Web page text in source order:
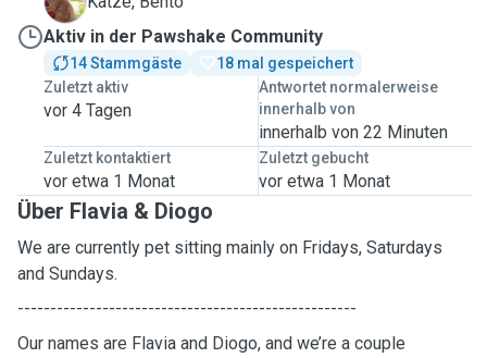
Aktiv in der Pawshake Community
14 Stammgäste
18 mal gespeichert
Zuletzt aktiv
vor 4 Tagen
Antwortet normalerweise
innerhalb von
innerhalb von 22 Minuten
Zuletzt kontaktiert
vor etwa 1 Monat
Zuletzt gebucht
vor etwa 1 Monat
Über Flavia & Diogo
We are currently pet sitting mainly on Fridays, Saturdays
and Sundays.
----------------------------------------------------
Our names are Flavia and Diogo, and we’re a couple